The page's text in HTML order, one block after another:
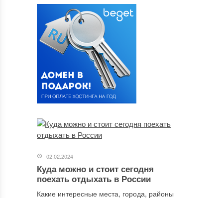
02.02.2024
Куда можно и стоит сегодня
поехать отдыхать в России
Какие интересные места, города, районы